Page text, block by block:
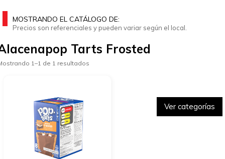
Ver categorías
MOSTRANDO EL CATÁLOGO DE:
Precios son referenciales y pueden variar según el local.
Tarts Frosted
1–1 de 1 resultados